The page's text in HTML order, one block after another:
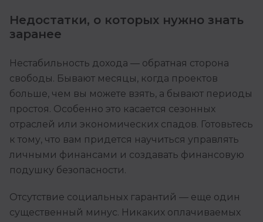
Недостатки, о которых нужно знать
заранее
Нестабильность дохода — обратная сторона
свободы. Бывают месяцы, когда проектов
больше, чем вы можете взять, а бывают периоды
простоя. Особенно это касается сезонных
отраслей или экономических спадов. Готовьтесь
к тому, что вам придется научиться управлять
личными финансами и создавать финансовую
подушку безопасности.
Отсутствие социальных гарантий — еще один
существенный минус. Никаких оплачиваемых